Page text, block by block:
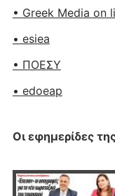
• Greek Media on
• esiea
• ΠΟΕΣΥ
• edoeap
Οι εφημερίδες